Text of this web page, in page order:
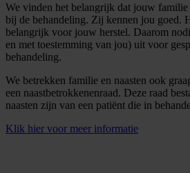
We vinden het belangrijk dat jouw familie
bij de behandeling. Zij kennen jou goed.
belangrijk voor jouw herstel. Daarom
en met toestemming van jou) uit voor
behandeling.
We betrekken familie en naasten ook
een naastbetrokkenenraad. Deze raad
naasten zijn van een patiënt die in
Klik hier voor meer informatie